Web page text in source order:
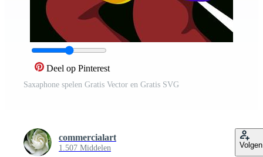
Deel op Pinterest
Saxaphone spelen Gratis Vector en Gratis SVG
commercialart
1.507 Middelen Volgen